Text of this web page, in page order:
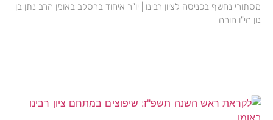
מסתורי נחשף בכניסה לציון רבינו | יו"ר איחוד ברסלב באומן הרב נתן בן
נון הי"ו הורה